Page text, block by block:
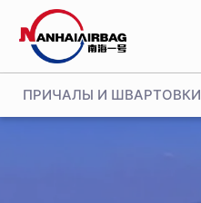
ПРИЧАЛЫ И ШВАРТОВКИ